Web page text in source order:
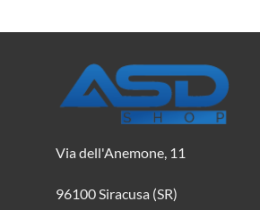
Via dell'Anemone, 11
96100 Siracusa (SR)